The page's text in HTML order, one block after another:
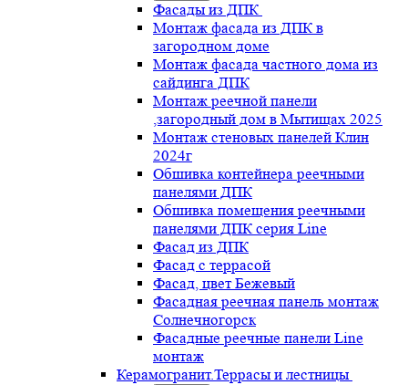
Фасады из ДПК
Монтаж фасада из ДПК в
загородном доме
Монтаж фасада частного дома из
сайдинга ДПК
Монтаж реечной панели
,загородный дом в Мытищах 2025
Монтаж стеновых панелей Клин
2024г
Обшивка контейнера реечными
панелями ДПК
Обшивка помещения реечными
панелями ДПК серия Line
Фасад из ДПК
Фасад с террасой
Фасад, цвет Бежевый
Фасадная реечная панель монтаж
Солнечногорск
Фасадные реечные панели Line
монтаж
Керамогранит.Террасы и лестницы